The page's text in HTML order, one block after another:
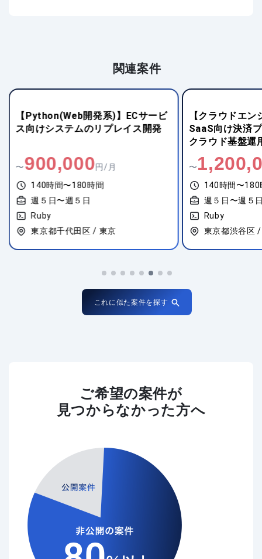
関連案件
【Python(Web開発系)】ECサービ
ス向けシステムのリプレイス開発
〜900,000円/月
140時間〜180時間
週５日〜週５日
Ruby
東京都千代田区 / 東京
【クラウドエ
SaaS向け決済
クラウド基盤運
〜
140時間〜180
週５日〜週５
Ruby
東京都渋谷区
これに似た案件を探す
ご希望の案件が
見つからなかった方へ